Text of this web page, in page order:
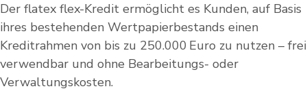
Der flatex flex-Kredit ermöglicht es Kunden, auf Basis
ihres bestehenden Wertpapierbestands einen
Kreditrahmen von bis zu 250.000 Euro zu nutzen – frei
verwendbar und ohne Bearbeitungs- oder
Verwaltungskosten.